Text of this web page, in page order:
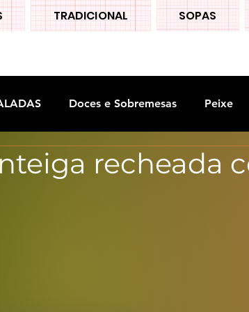
TRADICIONAL SOPAS
Doces e Sobremesas Peixe
recheada